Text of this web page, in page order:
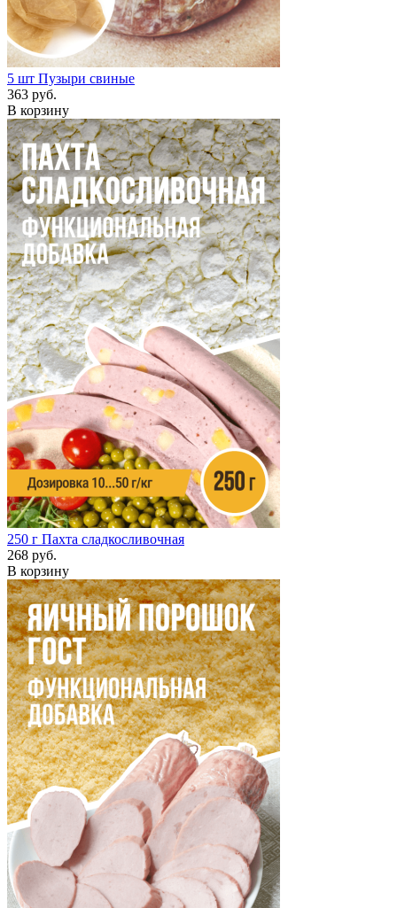
5 шт Пузыри свиные
363 руб.
В корзину
250 г Пахта сладкосливочная
268 руб.
В корзину